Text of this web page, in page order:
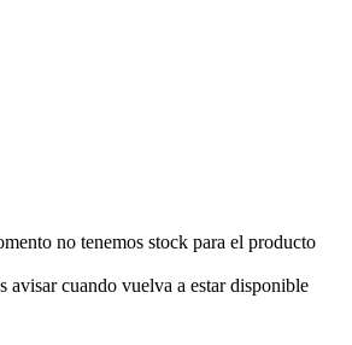
no tenemos stock para el producto
avisar cuando vuelva a estar disponible